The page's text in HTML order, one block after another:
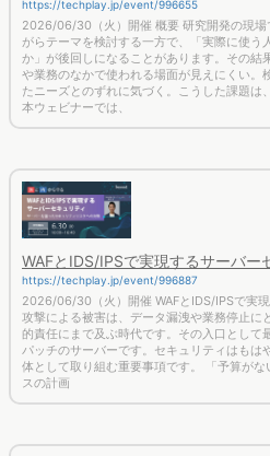
2026/06/30（火）開催 概要 研究開発の現場
がらテーマを検討する一方で、「実際に使う
か」が後回しになることがあります。その結
や業務のなかで使われる場面が見えにくい。
たニーズとのずれに気づく。こうした課題は
本ウェビナーでは、
https://techplay.jp/event/996887
2026/06/30（火）開催 WAFとIDS/IPSで実現
攻撃による被害は、データ漏洩や業務停止に
的責任にまで及ぶ時代です。その入口として
パッチのサーバーです。セキュリティはもは
体として取り組む重要事項です。 「予算が
スの計画